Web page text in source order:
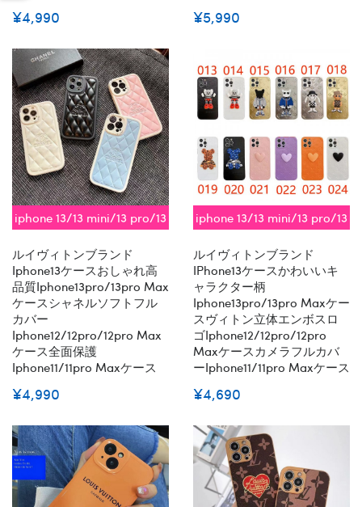
¥4,990 ¥5,990
iphone 13/13 mini/13 pro/13
ルイヴィトンブランド
Iphone13ケースおしゃれ高
品質iphone13pro/13pro Max
ケースシャネルソフトフル
カバー
Iphone12/12pro/12pro Max
ケース全面保護
Iphone11/11pro Maxケース
¥4,990
iphone 13/13 mini/13 pro/13
ルイヴィトンブランド
IPhone13ケースかわいいキ
ャラクター柄
Iphone13pro/13pro Maxケー
スヴィトン立体エンボスロ
ゴiphone12/12pro/12pro
Maxケースカメラフルカバ
ーiphone11/11pro Maxケース
¥4,690